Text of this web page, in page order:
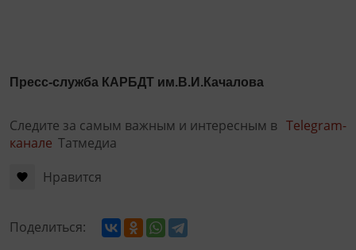
Пресс-служба КАРБДТ им.В.И.Качалова
Следите за самым важным и интересным в Telegram-
канале Татмедиа
Нравится
Поделиться: